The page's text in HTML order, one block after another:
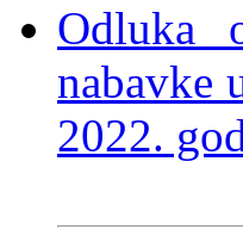
Odluka
nabavke
2022.